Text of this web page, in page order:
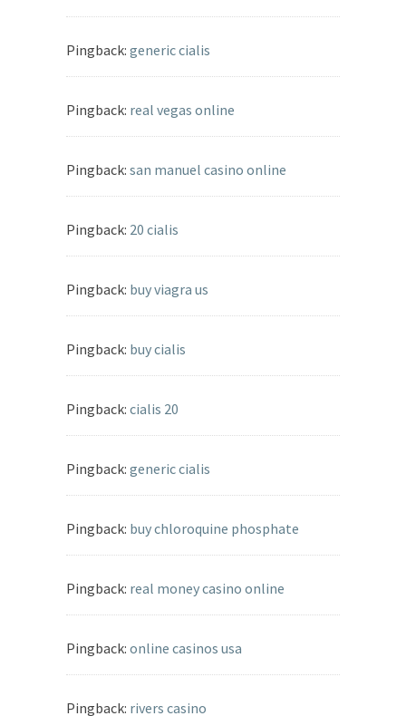
Pingback: generic cialis
Pingback: real vegas online
Pingback: san manuel casino online
Pingback: 20 cialis
Pingback: buy viagra us
Pingback: buy cialis
Pingback: cialis 20
Pingback: generic cialis
Pingback: buy chloroquine phosphate
Pingback: real money casino online
Pingback: online casinos usa
Pingback: rivers casino